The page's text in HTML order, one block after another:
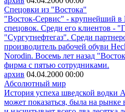
Спецовки из "Востока"
"Восток-Сервис" - крупнейший в
спецовок. Среди его клиентов -
"Сургутнефтегаз". Среди
производитель рабочей обуви
Norodin. Восемь лет назад
фирма с пятью сотрудниками.
архив 04.04.2000 00:00
Абсолютный мир
История успеха шведской водки
может показаться, была на рынке